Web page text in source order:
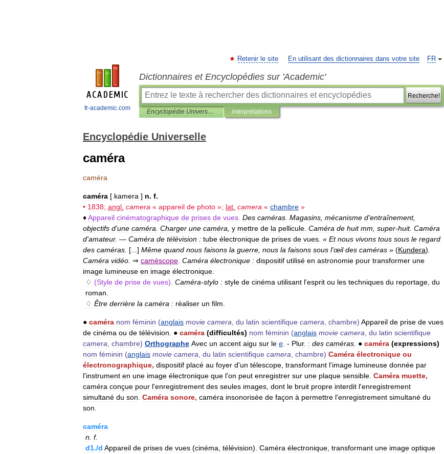
fr-academic.com
FR
Retenir le site En utilisant des dictionnaires dans votre site
Dictionnaires et Encyclopédies sur 'Academic'
Recherche!
Encyclopédie Universelle interprétations
Encyclopédie Universelle
caméra
caméra
caméra [ kamera ] n. f.
• 1838; angl camera « appareil de photo »; lat camera « chambre »
♦Appareil cinématographique de prises de vues Des caméras Magasins mécanisme d'entraînement,
objectifs d'une caméra Charger une caméra y mettre de la pellicule Caméra de huit mm super-huit. Caméra
d'amateur. — Caméra de télévision : tube électronique de prises de vues « Et nous vivons tous sous le regard
des caméras [...] Même quand nous faisons la guerre nous la faisons sous l'œil des caméras » (Kundera)
Caméra vidéo ⇒ caméscope Caméra électronique : dispositif utilisé en astronomie pour transformer une
image lumineuse en image électronique
♢ (Style de prise de vues). Caméra-stylo : style de cinéma utilisant l'esprit ou les techniques du reportage du
roman
♢ Être derrière la caméra : réaliser un film
● caméra nom féminin (anglais movie camera du latin scientifique camera chambre) Appareil de prise de vues
de cinéma ou de télévision ● caméra (difficultés) nom féminin (anglais movie camera du latin scientifique
camera chambre) Orthographe Avec un accent aigu sur le e . - Plur. : des caméras ● caméra (expressions)
nom féminin (anglais movie camera du latin scientifique camera chambre) Caméra électronique ou
électronographique, dispositif placé au foyer d'un télescope transformant l'image lumineuse donnée par
l'instrument en une image électronique que l'on peut enregistrer sur une plaque sensible Caméra muette,
caméra conçue pour l'enregistrement des seules images dont le bruit propre interdit l'enregistrement
simultané du son Caméra sonore, caméra insonorisée de façon à permettre l'enregistrement simultané du
son
caméra
n f.
d1./d Appareil de prises de vues (cinéma télévision). Caméra électronique transformant une image optique